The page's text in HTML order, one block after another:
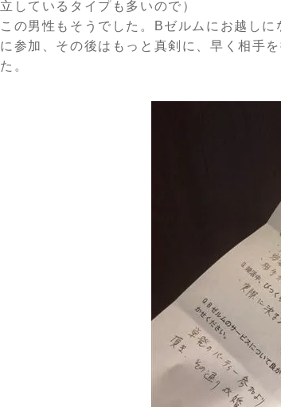
立しているタイプも多いので）
この男性もそうでした。Bゼルムにお越しに
に参加、その後はもっと真剣に、早く相手
た。